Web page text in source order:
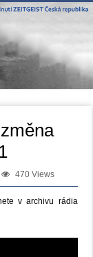
470 Views
v archivu rádia